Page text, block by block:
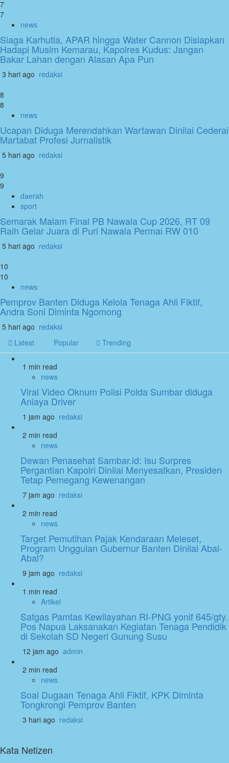
7
7
news
Siaga Karhutla, APAR hingga Water Cannon Disiapkan
Hadapi Musim Kemarau, Kapolres Kudus: Jangan
Bakar Lahan dengan Alasan Apa Pun
3 hari ago redaksi
8
8
news
Ucapan Diduga Merendahkan Wartawan Dinilai Cederai
Martabat Profesi Jurnalistik
5 hari ago redaksi
9
9
daerah
sport
Semarak Malam Final PB Nawala Cup 2026, RT 09
Raih Gelar Juara di Puri Nawala Permai RW 010
5 hari ago redaksi
10
10
news
Pemprov Banten Diduga Kelola Tenaga Ahli Fiktif,
Andra Soni Diminta Ngomong
5 hari ago redaksi
Latest
Popular Trending
1 min read
news
Viral Video Oknum Polisi Polda Sumbar diduga
Aniaya Driver
1 jam ago redaksi
2 min read
news
Dewan Penasehat Sambar.id: Isu Surpres
Pergantian Kapolri Dinilai Menyesatkan, Presiden
Tetap Pemegang Kewenangan
7 jam ago redaksi
2 min read
news
Target Pemutihan Pajak Kendaraan Meleset,
Program Unggulan Gubernur Banten Dinilai Abal-
Abal?
9 jam ago redaksi
1 min read
Artikel
Satgas Pamtas Kewilayahan RI-PNG yonif 645/gty.
Pos Napua Laksanakan Kegiatan Tenaga Pendidik
di Sekolah SD Negeri Gunung Susu
12 jam ago admin
2 min read
news
Soal Dugaan Tenaga Ahli Fiktif, KPK Diminta
Tongkrongi Pemprov Banten
3 hari ago redaksi
Kata Netizen